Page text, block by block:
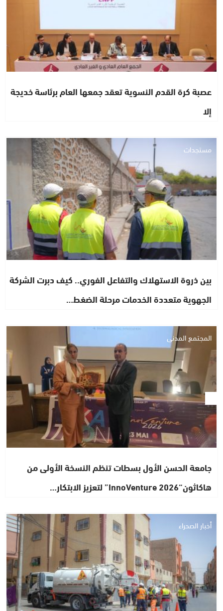
عصبة كرة القدم النسوية تعقد جمعها العام برئاسة خديجة
إلا
مستجدات
بين ذروة الاستهلاك والتفاعل الفوري.. كيف دبرت الشركة
الجهوية متعددة الخدمات مرحلة الضغط…
المجتمع المدني
جامعة الحسن الأول بسطات تنظم النسخة الأولى من
هاكاثون“InnoVenture 2026” لتعزيز الابتكار…
أخبار الصحراء